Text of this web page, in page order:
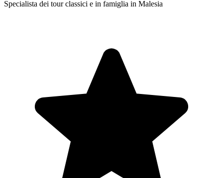
Specialista dei tour classici e in famiglia in Malesia